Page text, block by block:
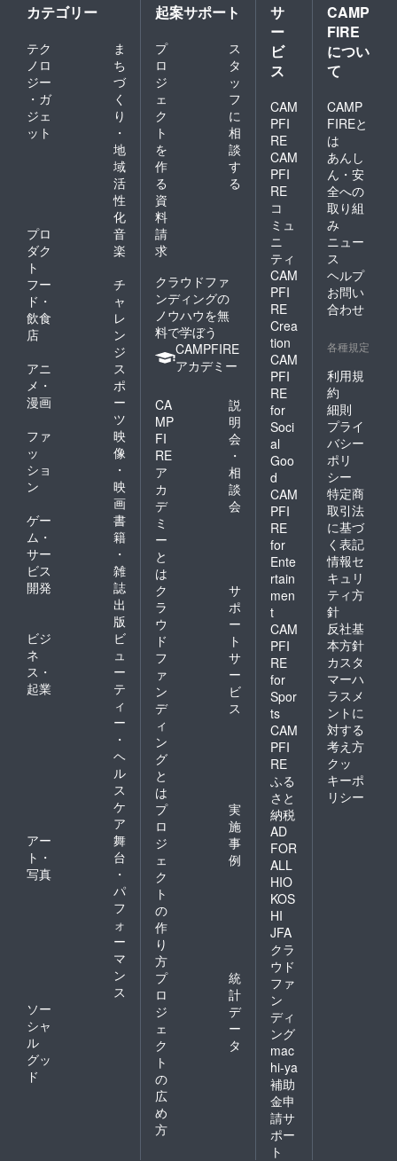
カテゴリー
テク
ノロ
ジー
・ガ
ジェ
ット
ま
ち
づ
く
り
・
地
域
活
性
化
プロ
ダク
ト
音
楽
フー
ド・
飲食
店
チ
ャ
レ
ン
ジ
アニ
メ・
漫画
ス
ポ
ー
ツ
ファ
ッ
ショ
ン
映
像
・
映
画
ゲー
ム・
サー
ビス
開発
書
籍
・
雑
誌
出
版
ビジ
ネ
ス・
起業
ビ
ュ
ー
テ
ィ
ー
・
ヘ
ル
ス
ケ
ア
アー
ト・
写真
舞
台
・
パ
フ
ォ
ー
マ
ン
ス
ソー
シャ
ル
グッ
ド
起案サポート
プ
ロ
ジ
ェ
ク
ト
を
作
る
ス
タ
ッ
フ
に
相
談
す
る
資
料
請
求
クラウドファ
ンディングの
ノウハウを無
料で学ぼう
CAMPFIRE
アカデミー
CA
MP
FI
RE
ア
カ
デ
ミ
ー
と
は
説
明
会
・
相
談
会
ク
ラ
ウ
ド
フ
ァ
ン
デ
ィ
ン
グ
と
は
サ
ポ
ー
ト
サ
ー
ビ
ス
プ
ロ
ジ
ェ
ク
ト
の
作
り
方
実
施
事
例
プ
ロ
ジ
ェ
ク
ト
の
広
め
方
統
計
デ
ー
タ
サ
ー
ビ
ス
CAM
PFI
RE
CAM
PFI
RE
コ
ミュ
ニ
ティ
CAM
PFI
RE
Crea
tion
CAM
PFI
RE
for
Soci
al
Goo
d
CAM
PFI
RE
for
Ente
rtain
men
t
CAM
PFI
RE
for
Spor
ts
CAM
PFI
RE
ふる
さと
納税
AD
FOR
ALL
HIO
KOS
HI
JFA
クラ
ウド
ファ
ン
ディ
ング
mac
hi-ya
補助
金申
請サ
ポー
ト
CAMP
FIRE
につい
て
CAMP
FIREと
は
あんし
ん・安
全への
取り組
み
ニュー
ス
ヘルプ
お問い
合わせ
各種規定
利用規
約
細則
プライ
バシー
ポリ
シー
特定商
取引法
に基づ
く表記
情報セ
キュリ
ティ方
針
反社基
本方針
カスタ
マーハ
ラスメ
ントに
対する
考え方
クッ
キーポ
リシー